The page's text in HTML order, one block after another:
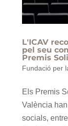
L'ICAV
pel seu
Premis
Fundació per
Els Premis
València
socials,